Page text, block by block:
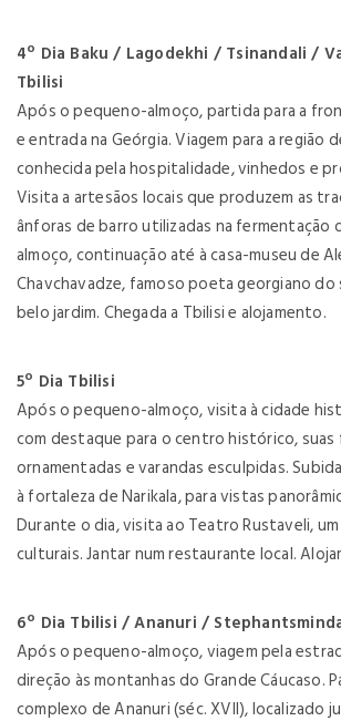
4º Dia Baku / Lagodekhi / Tsinandali /
Tbilisi
Após o pequeno-almoço, partida para a
e entrada na Geórgia. Viagem para a região
conhecida pela hospitalidade, vinhedos e
Visita a artesãos locais que produzem as
ânforas de barro utilizadas na fermentação
almoço, continuação até à casa-museu de
Chavchavadze, famoso poeta georgiano do
belo jardim. Chegada a Tbilisi e alojamento.
5º Dia Tbilisi
Após o pequeno-almoço, visita à cidade
com destaque para o centro histórico, suas
ornamentadas e varandas esculpidas.
à fortaleza de Narikala, para vistas
Durante o dia, visita ao Teatro Rustaveli,
culturais. Jantar num restaurante local.
6º Dia Tbilisi / Ananuri /
Após o pequeno-almoço, viagem pela
direção às montanhas do Grande Cáucaso.
complexo de Ananuri (séc. XVII), localizado